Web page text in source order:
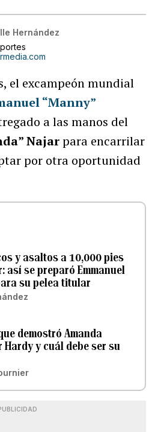
Hernández
el excampeón mundial
“Manny”
a las manos del
Najarpara encarrilar
por otra oportunidad
y asaltos a 10,000 pies
así se preparó Emmanuel
su pelea titular
demostró Amanda
Hardy y cuál debe ser su